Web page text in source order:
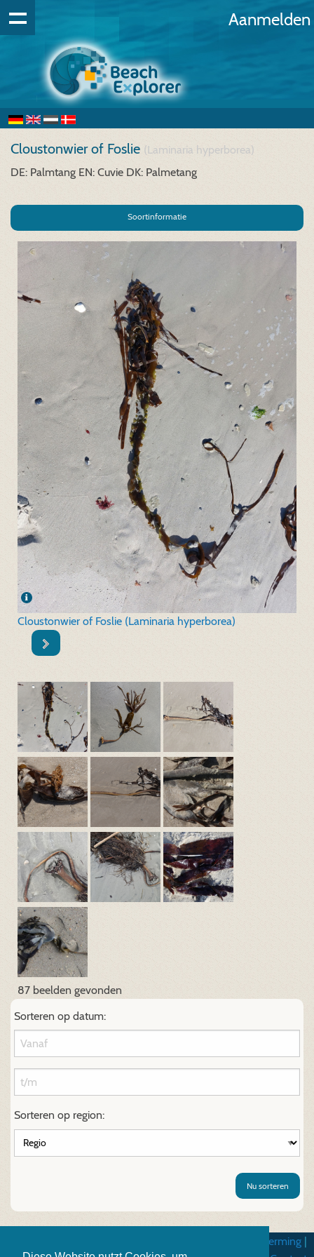
Aanmelden
Cloustonwier of Foslie (Laminaria hyperborea)
DE: Palmtang EN: Cuvie DK: Palmetang
Soortinformatie
Cloustonwier of Foslie (Laminaria hyperborea)
87 beelden gevonden
Sorteren op datum:
Sorteren op region:
Nu sorteren
Gegevensbescherming |